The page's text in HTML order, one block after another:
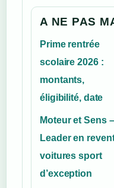
A NE PAS
Prime rentrée
scolaire 2026 :
montants,
éligibilité, date
Moteur et Sens –
Leader en
voitures sport
d’exception